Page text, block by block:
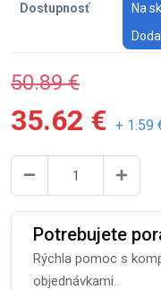
Dostupnosť
Na
50.89 €
35.62 € + 1.59
Potrebujete
Rýchla pomoc s
objednávkami.